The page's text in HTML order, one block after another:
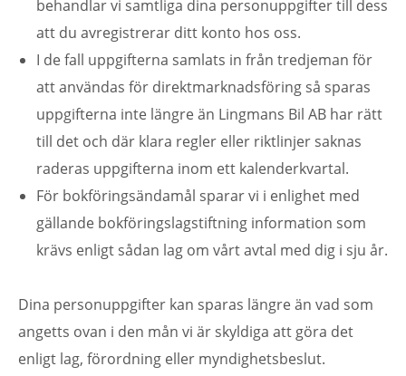
behandlar vi samtliga dina personuppgifter till dess
att du avregistrerar ditt konto hos oss.
I de fall uppgifterna samlats in från tredjeman för
att användas för direktmarknadsföring så sparas
uppgifterna inte längre än Lingmans Bil AB har rätt
till det och där klara regler eller riktlinjer saknas
raderas uppgifterna inom ett kalenderkvartal.
För bokföringsändamål sparar vi i enlighet med
gällande bokföringslagstiftning information som
krävs enligt sådan lag om vårt avtal med dig i sju år.
Dina personuppgifter kan sparas längre än vad som
angetts ovan i den mån vi är skyldiga att göra det
enligt lag, förordning eller myndighetsbeslut.